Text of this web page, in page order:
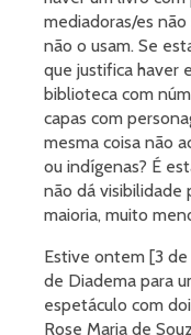
mediadoras/es
não o usam. Se
que justifica haver
biblioteca com
capas com
mesma coisa não
ou indígenas? É
não dá visibilidade
maioria, muito
Estive ontem [3 de
de Diadema para
espetáculo com
Rose Maria de